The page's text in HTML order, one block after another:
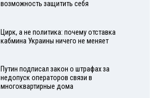
возможность защитить себя
Цирк, а не политика: почему отставка
кабмина Украины ничего не меняет
Путин подписал закон о штрафах за
недопуск операторов связи в
многоквартирные дома